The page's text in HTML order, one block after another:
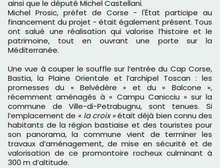
ainsi que le député Michel Castellani.
Michel Prosic, préfet de Corse - l'État participe au
financement du projet - était également présent. Tous
ont salué une réalisation qui valorise l’histoire et le
patrimoine, tout en ouvrant une porte sur la
Méditerranée.
Une vue à couper le souffle sur l’entrée du Cap Corse,
Bastia, la Plaine Orientale et l’archipel Toscan : les
promesses du « Belvédère » et du « Balcone »,
récemment aménagés à « Campu Canicciu » sur la
commune de Ville-di-Petrabugnu, sont tenues. Si
l’emplacement de « la croix »était déjà bien connu des
habitants de la région bastiaise et des touristes pour
son panorama, la commune vient de terminer les
travaux d’aménagement, de mise en sécurité et de
valorisation de ce promontoire rocheux culminant à
300 m d’altitude.